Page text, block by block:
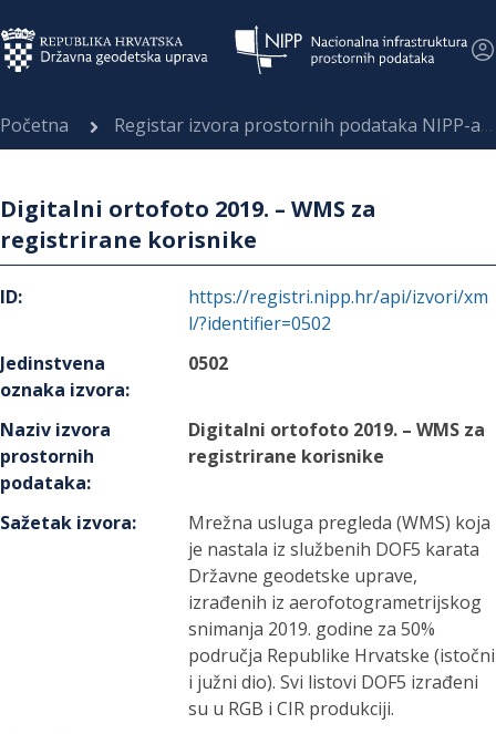
Početna Registar izvora prostornih podataka NIPP-a
Digitalni ortofoto 2019. – WMS za
registrirane korisnike
ID:
https://registri.nipp.hr/api/izvori/xm
l/?identifier=0502
Jedinstvena
oznaka izvora:
0502
Naziv izvora
prostornih
podataka:
Digitalni ortofoto 2019. – WMS za
registrirane korisnike
Sažetak izvora:
Mrežna usluga pregleda (WMS) koja
je nastala iz službenih DOF5 karata
Državne geodetske uprave,
izrađenih iz aerofotogrametrijskog
snimanja 2019. godine za 50%
područja Republike Hrvatske (istočni
i južni dio). Svi listovi DOF5 izrađeni
su u RGB i CIR produkciji.